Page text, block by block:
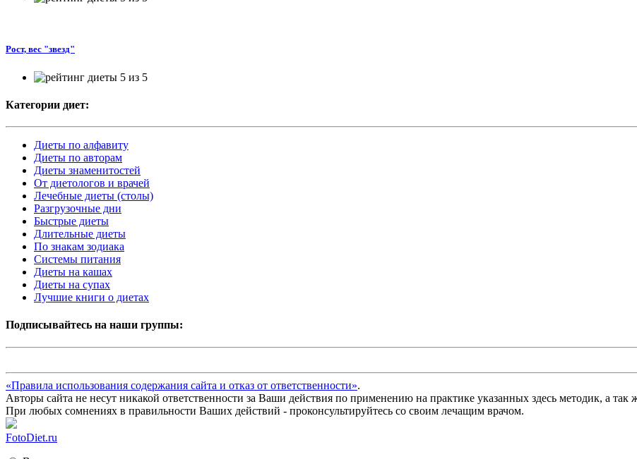
Рост, вес "звезд"
Категории диет:
Диеты по алфавиту
Диеты по авторам
Диеты знаменитостей
От диетологов и врачей
Лечебные диеты (столы)
Разгрузочные дни
Быстрые диеты
Длительные диеты
По знакам зодиака
Системы питания
Диеты на кашах
Диеты на супах
Лучшие книги о диетах
Подписывайтесь на наши группы:
«Правила использования содержания сайта и отказ от ответственности».
Авторы сайта не несут никакой ответственности за Ваши действия по применению на практике указанных здесь методик, а
При любых сомнениях в правильности Ваших действий - проконсультируйтесь со своим лечащим врачом.
FotoDiet.ru